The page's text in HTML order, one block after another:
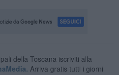
della Toscana iscriviti alla
Arriva gratis tutti i giorni